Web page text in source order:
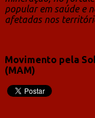
popular em saúde e
afetadas nos
Movimento pela
(MAM)